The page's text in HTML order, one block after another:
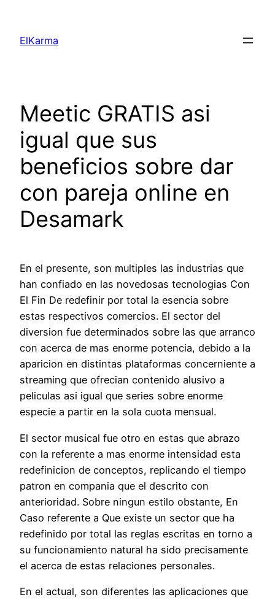
content
ElKarma
Meetic GRATIS asi
igual que sus
beneficios sobre dar
con pareja online en
Desamark
En el presente, son multiples las industrias que
han confiado en las novedosas tecnologias Con
El Fin De redefinir por total la esencia sobre
estas respectivos comercios. El sector del
diversion fue determinados sobre las que arranco
con acerca de mas enorme potencia, debido a la
aparicion en distintas plataformas concerniente a
streaming que ofrecian contenido alusivo a
peliculas asi igual que series sobre enorme
especie a partir en la sola cuota mensual.
El sector musical fue otro en estas que abrazo
con la referente a mas enorme intensidad esta
redefinicion de conceptos, replicando el tiempo
patron en compania que el descrito con
anterioridad. Sobre ningun estilo obstante, En
Caso referente a Que existe un sector que ha
redefinido por total las reglas escritas en torno a
su funcionamiento natural ha sido precisamente
el acerca de estas relaciones personales.
En el actual, son diferentes las aplicaciones que